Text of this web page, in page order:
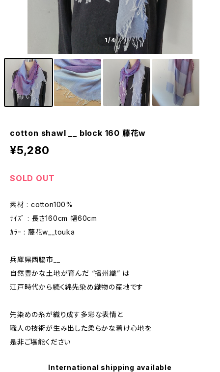
1/4
cotton shawl __ block 160 藤花w
¥5,280
SOLD OUT
素材 : cotton100%
ｻｲｽﾞ : 長さ160cm 幅60cm
ｶﾗｰ : 藤花w__touka
兵庫県西脇市__
自然豊かな土地が育んだ “播州織” は
江戸時代から続く綿先染め織物の産地です
先染めの糸が織り成す多彩な表情と
職人の技術が生み出した柔らかな着け心地を
是非ご堪能ください
International shipping available